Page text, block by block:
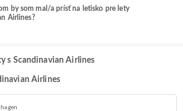
by som mal/a prísť na letisko pre lety
Airlines?
s Scandinavian Airlines
Airlines